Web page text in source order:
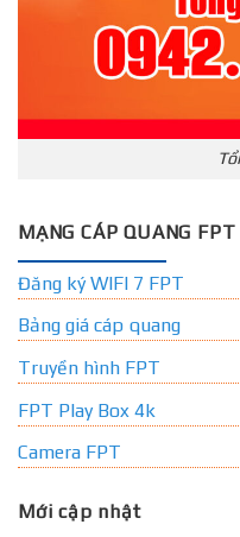
MẠNG CÁP QUANG FPT
Đăng ký WIFI 7 FPT
Bảng giá cáp quang
Truyền hình FPT
FPT Play Box 4k
Camera FPT
Mới cập nhật